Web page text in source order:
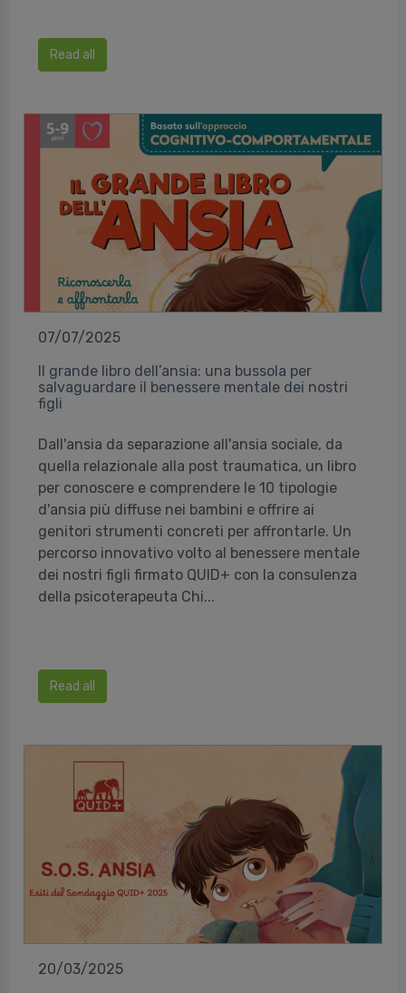
Read all
07/07/2025
Il grande libro dell’ansia: una bussola per
salvaguardare il benessere mentale dei nostri
figli
Dall'ansia da separazione all'ansia sociale, da
quella relazionale alla post traumatica, un libro
per conoscere e comprendere le 10 tipologie
d'ansia più diffuse nei bambini e offrire ai
genitori strumenti concreti per affrontarle. Un
percorso innovativo volto al benessere mentale
dei nostri figli firmato QUID+ con la consulenza
della psicoterapeuta Chi...
Read all
20/03/2025